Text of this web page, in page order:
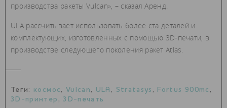
производства ракеты Vulcan», – сказал Аренд.
ULA рассчитывает использовать более ста деталей и
комплектующих, изготовленных с помощью 3D-печати, в
производстве следующего поколения ракет Atlas.
Теги: космос , Vulcan , ULA , Stratasys , Fortus 900mc ,
3D-принтер ,3D-печать